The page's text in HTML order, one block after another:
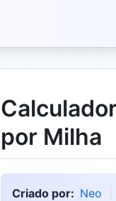
por Milha
Criado por: Neo